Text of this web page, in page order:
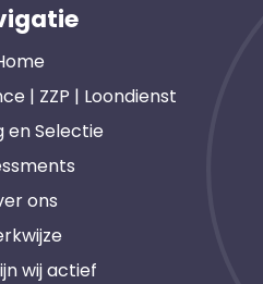
| ZZP | Loondienst
en Selectie
ons
wij actief